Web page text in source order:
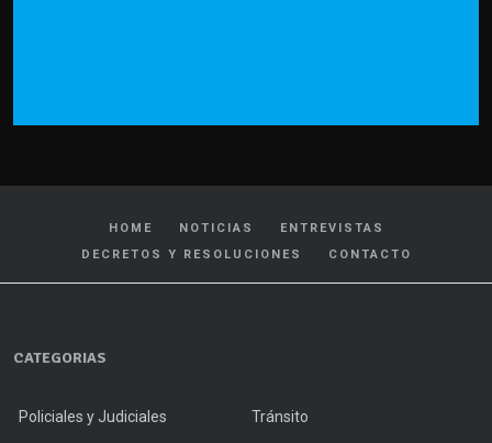
HOME NOTICIAS
ENTREVISTAS
DECRETOS Y RESOLUCIONES
CONTACTO
CATEGORIAS
Policiales y Judiciales Tránsito